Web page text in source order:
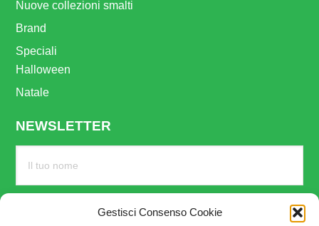
Gestisci Consenso Cookie
Nuove collezioni smalti
Brand
Speciali
Halloween
Natale
NEWSLETTER